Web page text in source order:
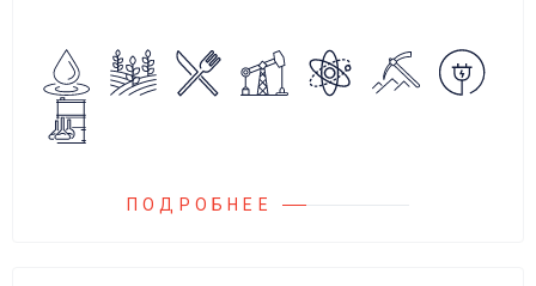
колебаний потока жидкости, возникающих в
гидравлических системах.
ПОДРОБНЕЕ